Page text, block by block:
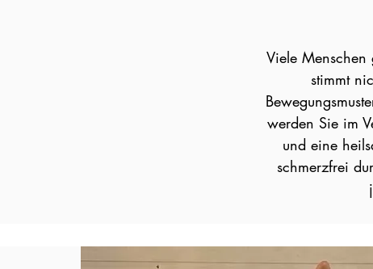
Viele Menschen
stimmt
werden Sie im
und eine
schmerzfrei